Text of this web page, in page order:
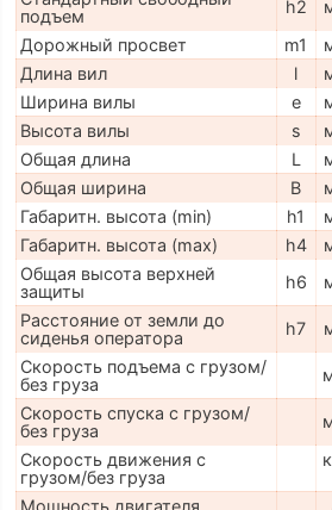
подъем
h2
Дорожный просвет
m1
Длина вил
l
Ширина вилы
e
Высота вилы
s
Общая длина
L
Общая ширина
B
Габаритн. высота (min)
h1
Габаритн. высота (max)
h4
Общая высота верхней
защиты
h6
Расстояние от земли до
сиденья оператора
h7
Скорость подъема с грузом/
без груза
Скорость спуска с грузом/
без груза
Скорость движения с
грузом/без груза